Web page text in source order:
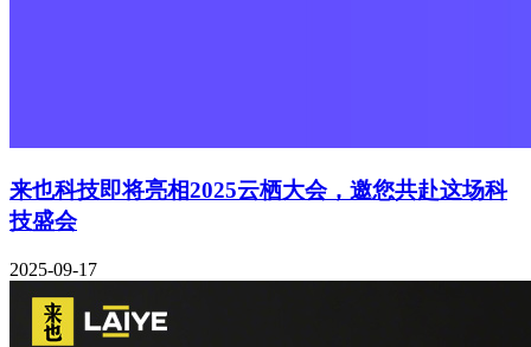
来也科技即将亮相2025云栖大会，邀您共赴这场科
技盛会
2025-09-17